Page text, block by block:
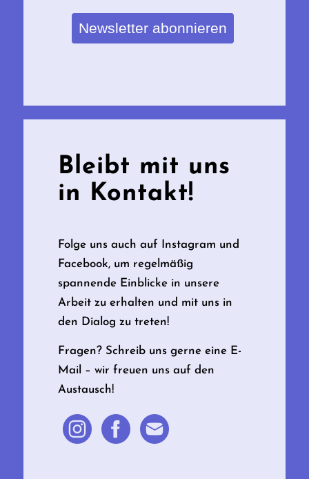
Newsletter abonnieren
Bleibt mit uns
in Kontakt!
Folge uns auch auf Instagram und
Facebook, um regelmäßig
spannende Einblicke in unsere
Arbeit zu erhalten und mit uns in
den Dialog zu treten!
Fragen? Schreib uns gerne eine E-
Mail – wir freuen uns auf den
Austausch!